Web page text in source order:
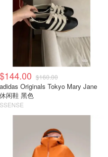
$144.00 $160.00
adidas Originals Tokyo Mary Jane
休闲鞋 黑色
SSENSE